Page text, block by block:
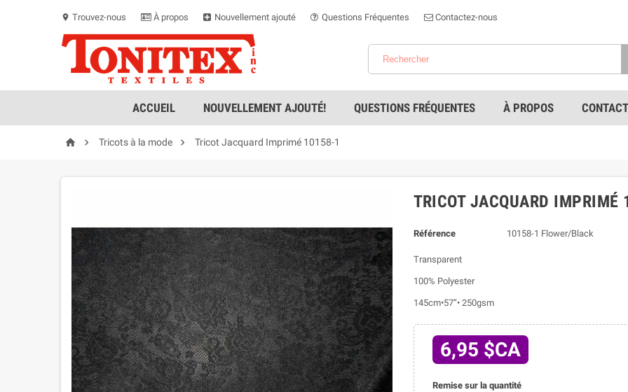
location_on Trouvez-nous À propos Nouvellement ajouté Questions Fréquentes Contactez-nous
ACCUEIL NOUVELLEMENT AJOUTÉ! QUESTIONS FRÉQUENTES À PROPOS
  Tricots à la mode  Tricot Jacquard Imprimé 10158-1
TRICOT JACQUARD IMPRIMÉ
Référence 10158-1 Flower/Black
Transparent
100% Polyester
145cm•57”• 250gsm
6,95 $CA
Remise sur la quantité